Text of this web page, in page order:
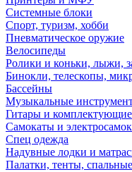
Системные блоки
Спорт, туризм, хобби
Пневматическое оружие
Велосипеды
Ролики и коньки, лыжи,
Бинокли, телескопы,
Бассейны
Музыкальные
Гитары и комплектующие
Самокаты и
Спец одежда
Надувные лодки и
Палатки, тенты,